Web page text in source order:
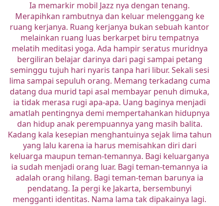
Ia memarkir mobil Jazz nya dengan tenang.
Merapihkan rambutnya dan keluar melenggang ke
ruang kerjanya. Ruang kerjanya bukan sebuah kantor
melainkan ruang luas berkarpet biru tempatnya
melatih meditasi yoga. Ada hampir seratus muridnya
bergiliran belajar darinya dari pagi sampai petang
seminggu tujuh hari nyaris tanpa hari libur. Sekali sesi
lima sampai sepuluh orang. Memang terkadang cuma
datang dua murid tapi asal membayar penuh dimuka,
ia tidak merasa rugi apa-apa. Uang baginya menjadi
amatlah pentingnya demi mempertahankan hidupnya
dan hidup anak perempuannya yang masih balita.
Kadang kala kesepian menghantuinya sejak lima tahun
yang lalu karena ia harus memisahkan diri dari
keluarga maupun teman-temannya. Bagi keluarganya
ia sudah menjadi orang luar. Bagi teman-temannya ia
adalah orang hilang. Bagi teman-teman barunya ia
pendatang. Ia pergi ke Jakarta, bersembunyi
mengganti identitas. Nama lama tak dipakainya lagi.